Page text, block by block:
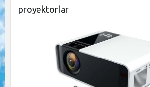
proyektorlar